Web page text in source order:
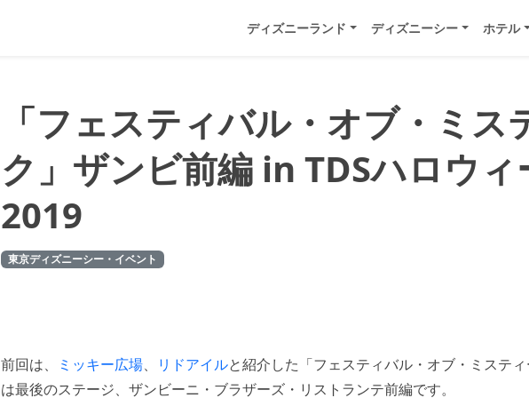
ディズニーランド ディズニーシー ホテル
「フェスティバル・オブ・ミス
ク」ザンビ前編 in TDSハロウィ
2019
東京ディズニーシー・イベント
前回は、 ミッキー広場、 リドアイルと紹介した「フェスティバル・オブ・ミステ
は最後のステージ、ザンビーニ・ブラザーズ・リストランテ前編です。